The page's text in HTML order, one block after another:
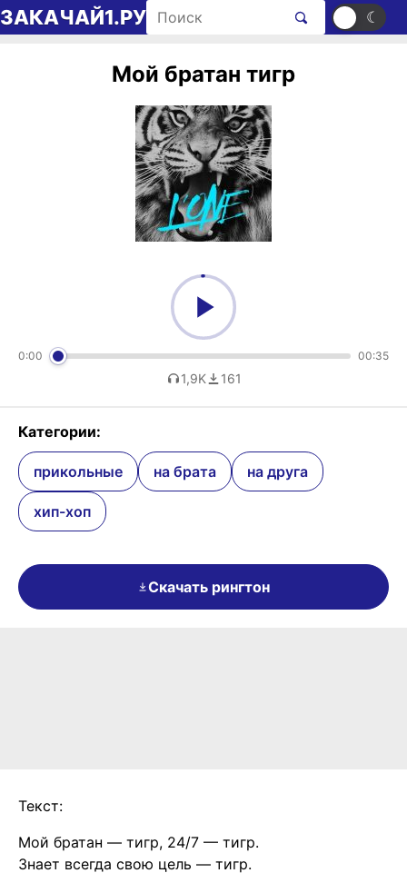
Перейти к содержимому
ЗАКАЧАЙ1.РУ Поиск рингтонов ☀ ☾
Мой братан тигр
0:00 00:35
1,9K 161
Категории:
прикольные на брата на друга
хип-хоп
Скачать рингтон
Текст:
Мой братан — тигр, 24/7 — тигр.
Знает всегда свою цель — тигр.